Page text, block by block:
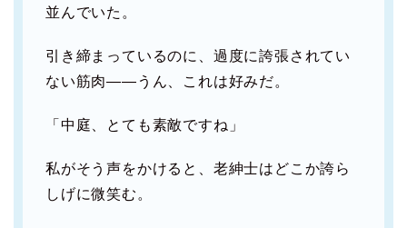
並んでいた。
引き締まっているのに、過度に誇張されてい
ない筋肉――うん、これは好みだ。
「中庭、とても素敵ですね」
私がそう声をかけると、老紳士はどこか誇ら
しげに微笑む。